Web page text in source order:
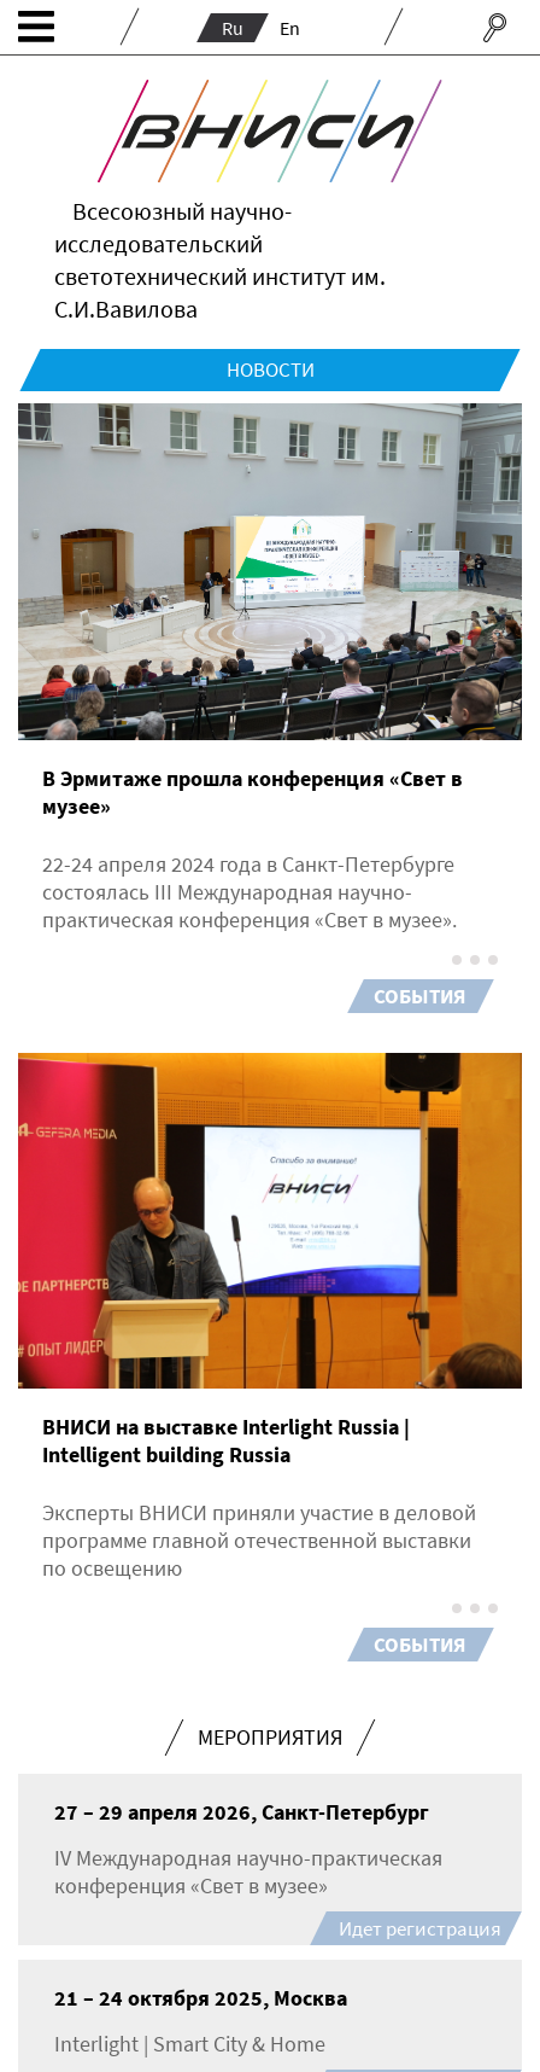
Ru En
Всесоюзный научно-
исследовательский
светотехнический институт им.
С.И.Вавилова
НОВОСТИ
В Эрмитаже прошла конференция «Свет в
музее»
22-24 апреля 2024 года в Санкт-Петербурге
состоялась III Международная научно-
практическая конференция «Свет в музее».
СОБЫТИЯ
ВНИСИ на выставке Interlight Russia |
Intelligent building Russia
Эксперты ВНИСИ приняли участие в деловой
программе главной отечественной выставки
по освещению
СОБЫТИЯ
МЕРОПРИЯТИЯ
27 – 29 апреля 2026, Санкт-Петербург
IV Международная научно-практическая
конференция «Свет в музее»
Идет регистрация
21 – 24 октября 2025, Москва
Interlight | Smart City & Home